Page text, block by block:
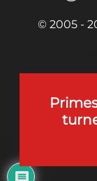
© 2005 -